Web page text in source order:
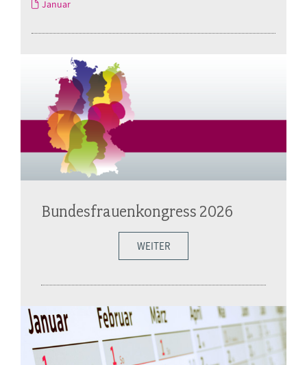
Januar
Bundesfrauenkongress 2026
WEITER